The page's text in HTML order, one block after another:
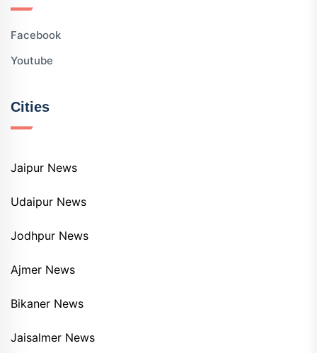
Facebook
Youtube
Cities
Jaipur News
Udaipur News
Jodhpur News
Ajmer News
Bikaner News
Jaisalmer News